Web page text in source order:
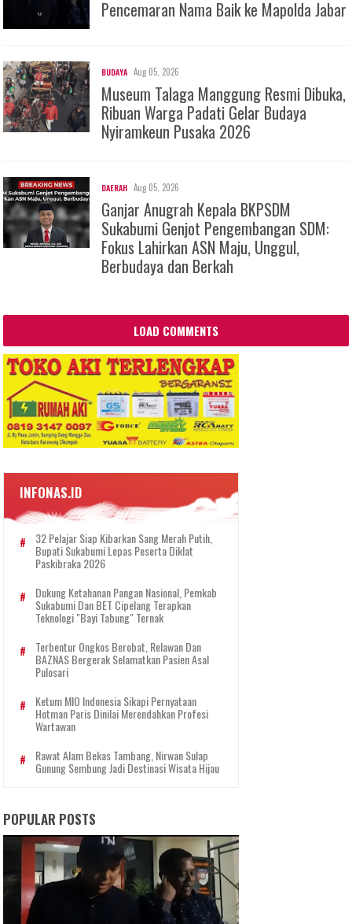
Pencemaran Nama Baik ke Mapolda Jabar
BUDAYA Aug 05, 2026
Museum Talaga Manggung Resmi Dibuka,
Ribuan Warga Padati Gelar Budaya
Nyiramkeun Pusaka 2026
DAERAH Aug 05, 2026
Ganjar Anugrah Kepala BKPSDM
Sukabumi Genjot Pengembangan SDM:
Fokus Lahirkan ASN Maju, Unggul,
Berbudaya dan Berkah
LOAD COMMENTS
INFONAS.ID
32 Pelajar Siap Kibarkan Sang Merah Putih,
Bupati Sukabumi Lepas Peserta Diklat
Paskibraka 2026
Dukung Ketahanan Pangan Nasional, Pemkab
Sukabumi Dan BET Cipelang Terapkan
Teknologi "Bayi Tabung" Ternak
Terbentur Ongkos Berobat, Relawan Dan
BAZNAS Bergerak Selamatkan Pasien Asal
Pulosari
Ketum MIO Indonesia Sikapi Pernyataan
Hotman Paris Dinilai Merendahkan Profesi
Wartawan
Rawat Alam Bekas Tambang, Nirwan Sulap
Gunung Sembung Jadi Destinasi Wisata Hijau
POPULAR POSTS